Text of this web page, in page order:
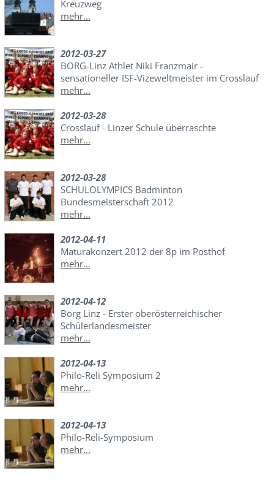
Kreuzweg
mehr...
2012-03-27
BORG-Linz Athlet Niki Franzmair -
sensationeller ISF-Vizeweltmeister im Crosslauf
mehr...
2012-03-28
Crosslauf - Linzer Schule überraschte
mehr...
2012-03-28
SCHULOLYMPICS Badminton
Bundesmeisterschaft 2012
mehr...
2012-04-11
Maturakonzert 2012 der 8p im Posthof
mehr...
2012-04-12
Borg Linz - Erster oberösterreichischer
Schülerlandesmeister
mehr...
2012-04-13
Philo-Reli Symposium 2
mehr...
2012-04-13
Philo-Reli-Symposium
mehr...